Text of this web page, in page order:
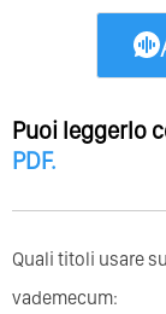
Puoi leggerlo
PDF.
Quali titoli usare
vademecum: